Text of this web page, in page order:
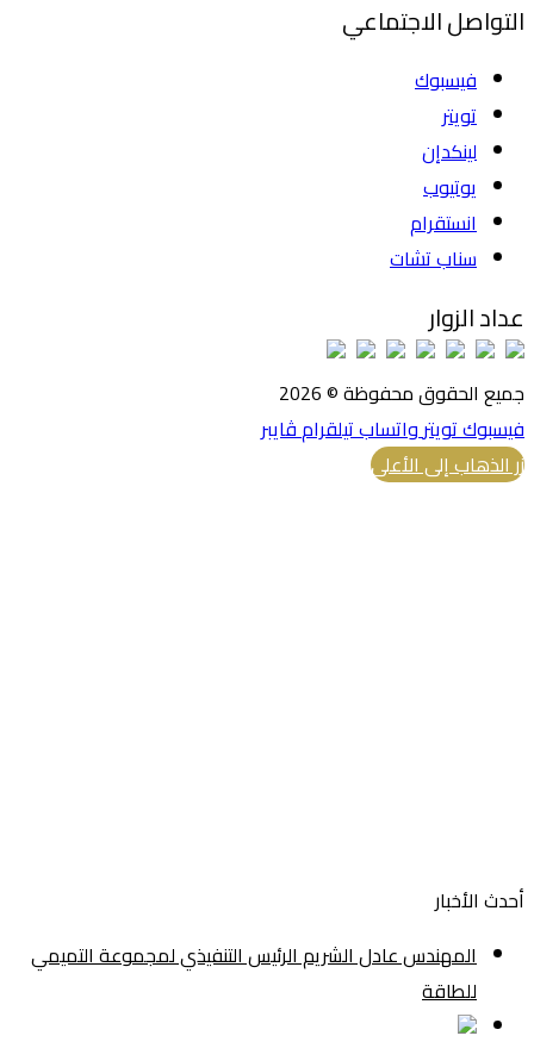
التواصل الاجتماعي
فيسبوك
تويتر
لينكدإن
يوتيوب
انستقرام
سناب تشات
عداد الزوار
جميع الحقوق محفوظة © 2026
فيسبوكتويتر واتسابتيلقرامڤايبر
زر الذهاب إلى الأعلى
أحدث الأخبار
المهندس عادل الشريم الرئيس التنفيذي لمجموعة التميمي
للطاقة